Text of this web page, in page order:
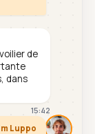
de
dans
15:42
Luppo